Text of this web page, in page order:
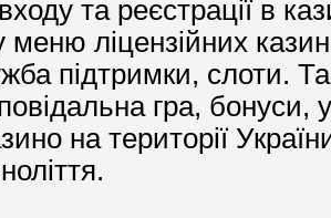
та реєстрації в
ліцензійних
підтримки, слоти.
гра,
на території